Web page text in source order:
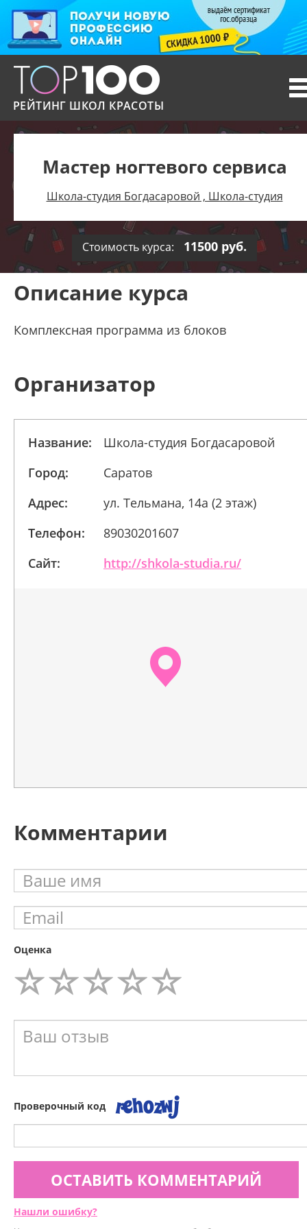
РЕЙТИНГ ШКОЛ КРАСОТЫ
Мастер ногтевого сервиса
Школа-студия Богдасаровой , Школа-студия
Стоимость курса: 11500 руб.
Описание курса
Комплексная программа из блоков
Организатор
Название:
Школа-студия Богдасаровой
Город:
Саратов
Адрес:
ул. Тельмана, 14а (2 этаж)
Телефон:
89030201607
Сайт:
http://shkola-studia.ru/
Комментарии
Оценка
Проверочный код
ОСТАВИТЬ КОММЕНТАРИЙ
Нашли ошибку?